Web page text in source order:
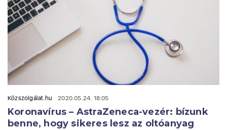
Közszolgálat.hu 2020.05.24. 18:05
Koronavírus – AstraZeneca-vezér: bízunk
benne, hogy sikeres lesz az oltóanyag